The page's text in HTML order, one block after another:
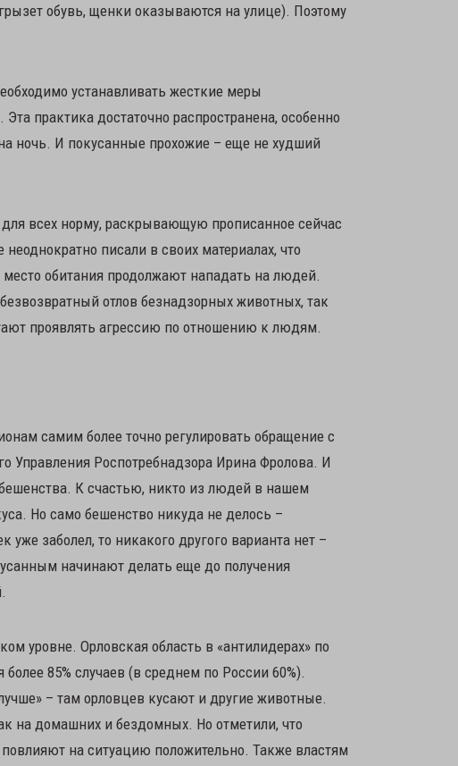
обувь, щенки оказываются на улице). Поэтому
устанавливать жесткие меры
практика достаточно распространена, особенно
ночь. И покусанные прохожие – еще не худший
всех норму, раскрывающую прописанное сейчас
писали в своих материалах, что
обитания продолжают нападать на людей.
отлов безнадзорных животных, так
проявлять агрессию по отношению к людям.
самим более точно регулировать обращение с
Управления Роспотребнадзора Ирина Фролова. И
К счастью, никто из людей в нашем
Но само бешенство никуда не делось –
заболел, то никакого другого варианта нет –
начинают делать еще до получения
уровне. Орловская область в «антилидерах» по
85% случаев (в среднем по России 60%).
– там орловцев кусают и другие животные.
на домашних и бездомных. Но отметили, что
на ситуацию положительно. Также властям